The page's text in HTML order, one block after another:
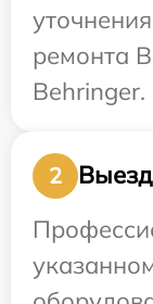
ремонта
Behringer.
2